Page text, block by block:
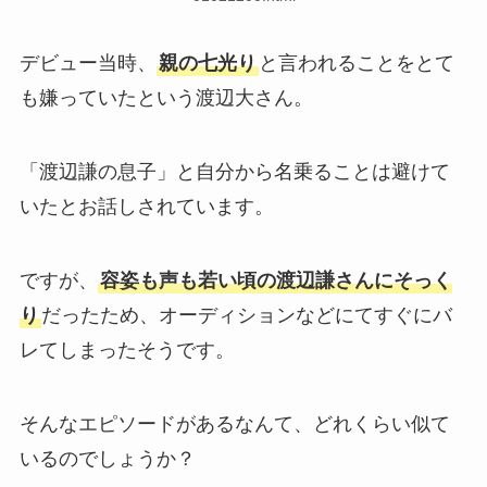
デビュー当時、 親の七光りと言われることをとて
も嫌っていたという渡辺大さん。
「渡辺謙の息子」と自分から名乗ることは避けて
いたとお話しされています。
ですが、 容姿も声も若い頃の渡辺謙さんにそっく
りだったため、オーディションなどにてすぐにバ
レてしまったそうです。
そんなエピソードがあるなんて、どれくらい似て
いるのでしょうか？